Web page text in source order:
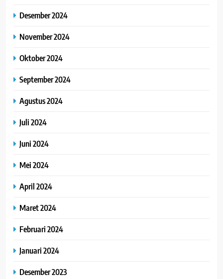
Desember 2024
November 2024
Oktober 2024
September 2024
Agustus 2024
Juli 2024
Juni 2024
Mei 2024
April 2024
Maret 2024
Februari 2024
Januari 2024
Desember 2023